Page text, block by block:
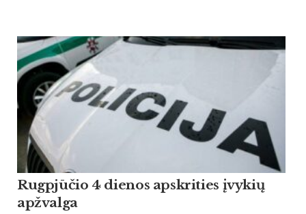
Rugpjūčio 4 dienos apskrities įvykių
apžvalga